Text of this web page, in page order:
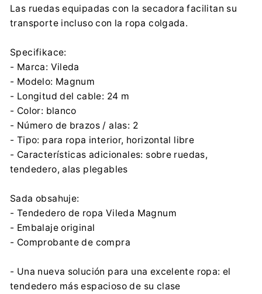
Las ruedas equipadas con la secadora facilitan su
transporte incluso con la ropa colgada.
Specifikace:
- Marca: Vileda
- Modelo: Magnum
- Longitud del cable: 24 m
- Color: blanco
- Número de brazos / alas: 2
- Tipo: para ropa interior, horizontal libre
- Características adicionales: sobre ruedas,
tendedero, alas plegables
Sada obsahuje:
- Tendedero de ropa Vileda Magnum
- Embalaje original
- Comprobante de compra
- Una nueva solución para una excelente ropa: el
tendedero más espacioso de su clase